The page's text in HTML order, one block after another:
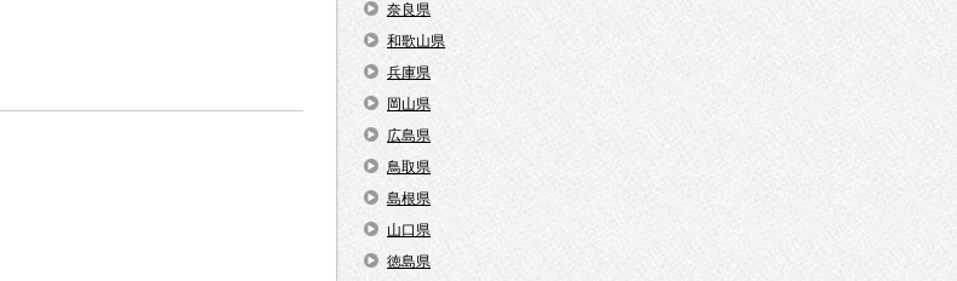
奈良県
和歌山県
兵庫県
岡山県
広島県
鳥取県
島根県
山口県
徳島県